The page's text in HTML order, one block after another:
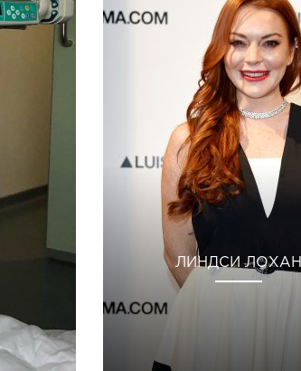
ЛИНДСИ ЛОХАН